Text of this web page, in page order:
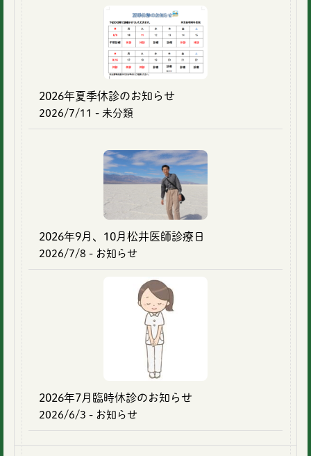
2026年夏季休診のお知らせ
2026/7/11 - 未分類
2026年9月、10月松井医師診療日
2026/7/8 - お知らせ
2026年7月臨時休診のお知らせ
2026/6/3 - お知らせ